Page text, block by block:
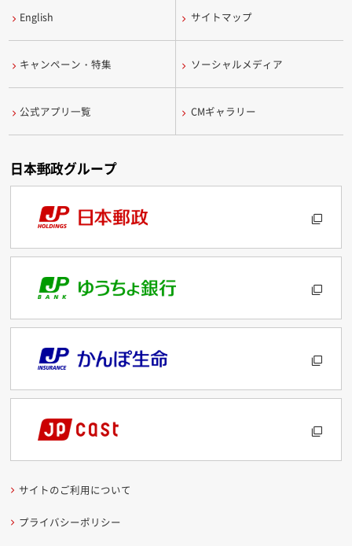
English サイトマップ
キャンペーン・特集 ソーシャルメディア
公式アプリ一覧 CMギャラリー
サイトのご利用について
プライバシーポリシー